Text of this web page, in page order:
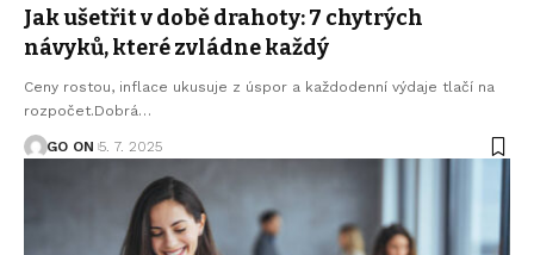
Jak ušetřit v době drahoty: 7 chytrých
návyků, které zvládne každý
Ceny rostou, inflace ukusuje z úspor a každodenní výdaje tlačí na
rozpočet.Dobrá…
GO ON 5. 7. 2025